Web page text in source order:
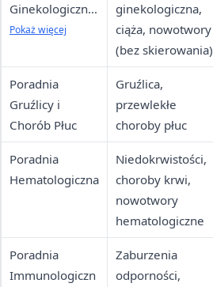
Ginekologiczno-
Położnicza i
Ginekologicznej
Pokaż więcej
ginekologiczna,
ciąża, nowotwory
(bez skierowania)
Poradnia
Gruźlicy i
Chorób Płuc
Gruźlica,
przewlekłe
choroby płuc
Poradnia
Hematologiczna
Niedokrwistości,
choroby krwi,
nowotwory
hematologiczne
Poradnia
Immunologiczn
Zaburzenia
odporności,